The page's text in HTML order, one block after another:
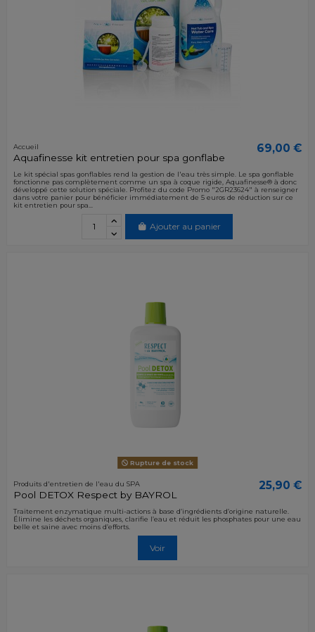
Accueil
Aquafinesse kit entretien pour spa gonflabe
69,00 €
Le kit spécial spas gonflables rend la gestion de l'eau très simple. Le spa gonflable
fonctionne pas complètement comme un spa à coque rigide, Aquafinesse® à donc
développé cette solution spéciale. Profitez du code Promo "2GR23624" à renseigner
dans votre panier pour bénéficier immédiatement de 5 euros de réduction sur ce
kit entretien pour spa...
Ajouter au panier
Rupture de stock
Produits d'entretien de l'eau du SPA
Pool DETOX Respect by BAYROL
25,90 €
Traitement enzymatique multi-actions à base d’ingrédients d’origine naturelle.
Élimine les déchets organiques, clarifie l’eau et réduit les phosphates pour une eau
belle et saine avec moins d’efforts.
Voir